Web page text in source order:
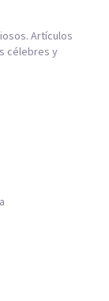
Artículos
célebres y